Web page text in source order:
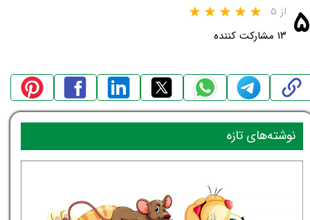
۵ از ۵
۱۳ مشارکت کننده
نوشته‌های تازه